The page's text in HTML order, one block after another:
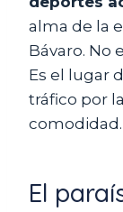
alma de la
Bávaro. No
Es el lugar
tráfico por
comodidad.
El